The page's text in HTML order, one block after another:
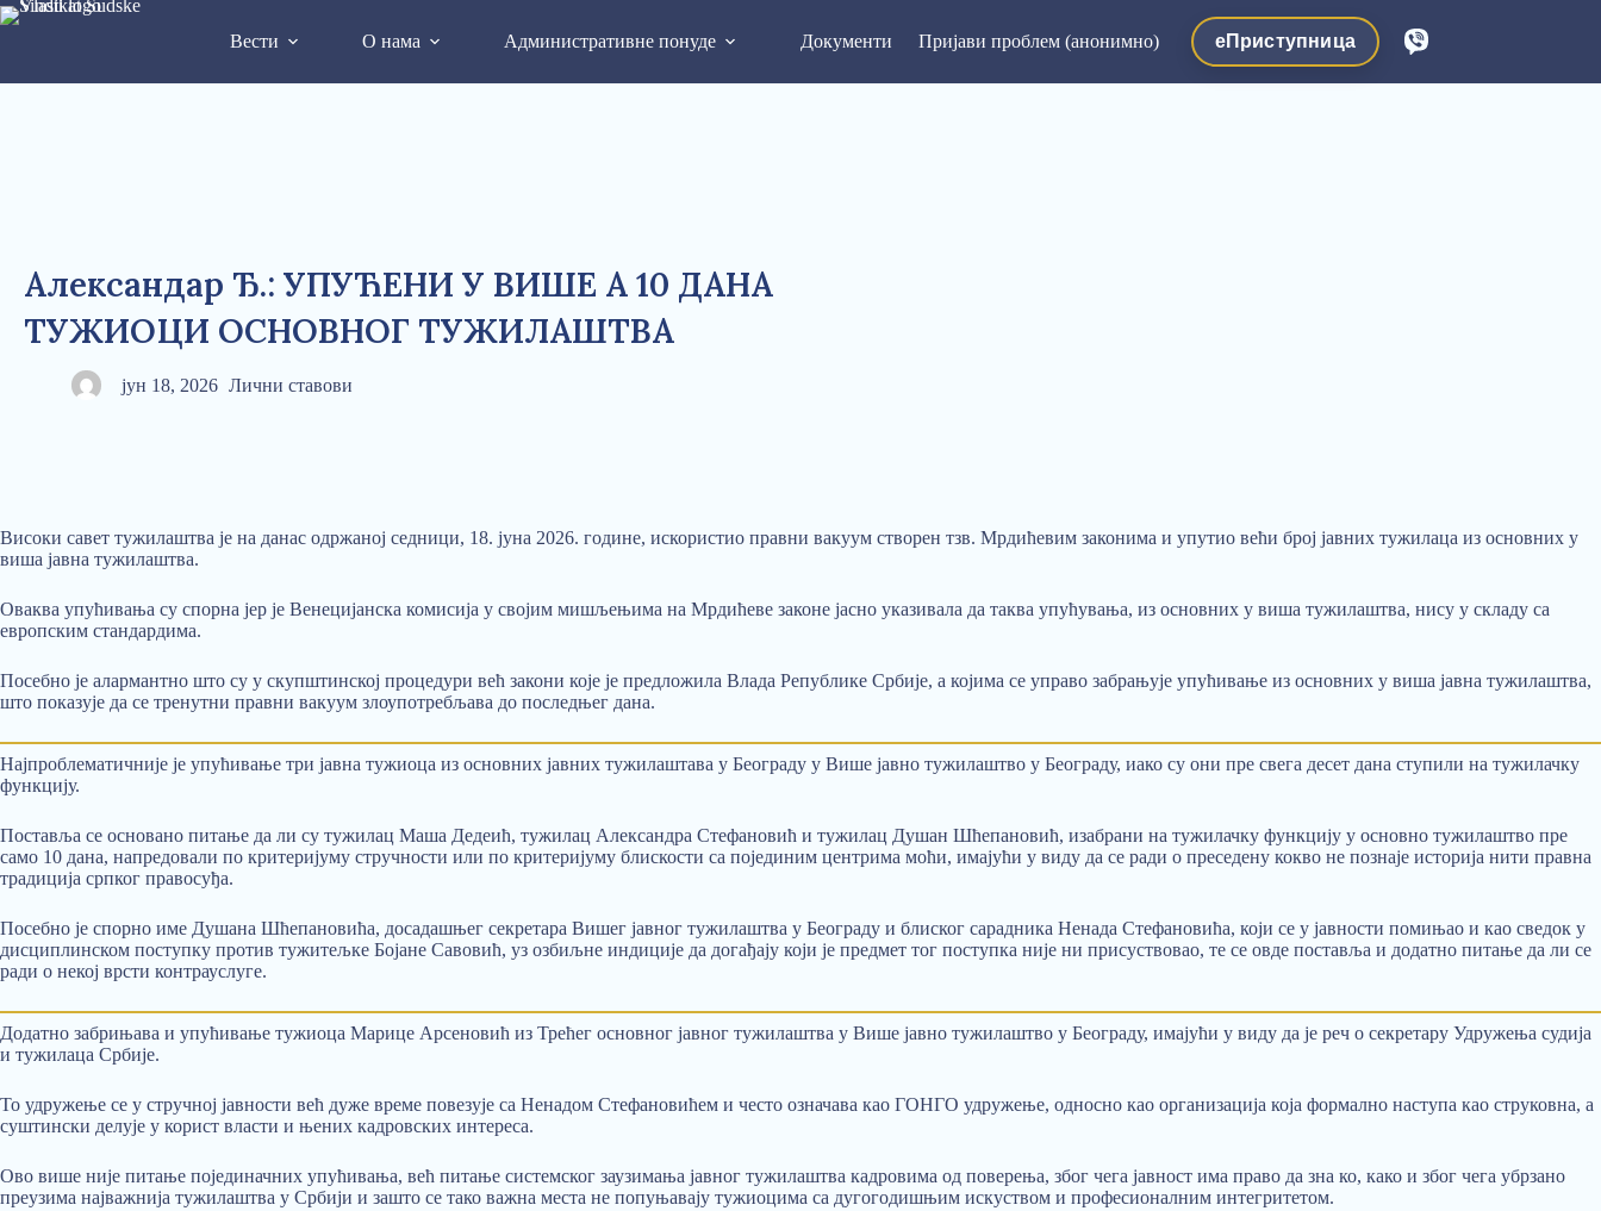
Вести О нама Административне понуде Документи Пријави проблем (анонимно) еПриступница
Александар Ђ.: УПУЋЕНИ У ВИШЕ А 10 ДАНА
ТУЖИОЦИ ОСНОВНОГ ТУЖИЛАШТВА
јун 18, 2026 Лични ставови
Високи савет тужилаштва је на данас одржаној седници, 18. јуна 2026. године, искористио правни вакуум створен тзв. Мрдићевим законима и упутио већи број јавних тужилаца из основних у
виша јавна тужилаштва.
Оваква упућивања су спорна јер је Венецијанска комисија у својим мишљењима на Мрдићеве законе јасно указивала да таква упућувања, из основних у виша тужилаштва, нису у складу са
европским стандардима.
Посебно је алармантно што су у скупштинској процедури већ закони које је предложила Влада Републике Србије, а којима се управо забрањује упућивање из основних у виша јавна тужилаштва,
што показује да се тренутни правни вакуум злоупотребљава до последњег дана.
Најпроблематичније је упућивање три јавна тужиоца из основних јавних тужилаштава у Београду у Више јавно тужилаштво у Београду, иако су они пре свега десет дана ступили на тужилачку
функцију.
Поставља се основано питање да ли су тужилац Маша Дедеић, тужилац Александра Стефановић и тужилац Душан Шћепановић, изабрани на тужилачку функцију у основно тужилаштво пре
само 10 дана, напредовали по критеријуму стручности или по критеријуму блискости са појединим центрима моћи, имајући у виду да се ради о преседену кокво не познаје историја нити правна
традиција српког правосуђа.
Посебно је спорно име Душана Шћепановића, досадашњег секретара Вишег јавног тужилаштва у Београду и блиског сарадника Ненада Стефановића, који се у јавности помињао и као сведок у
дисциплинском поступку против тужитељке Бојане Савовић, уз озбиљне индиције да догађају који је предмет тог поступка није ни присуствовао, те се овде поставља и додатно питање да ли се
ради о некој врсти контрауслуге.
Додатно забрињава и упућивање тужиоца Марице Арсеновић из Трећег основног јавног тужилаштва у Више јавно тужилаштво у Београду, имајући у виду да је реч о секретару Удружења судија
и тужилаца Србије.
То удружење се у стручној јавности већ дуже време повезује са Ненадом Стефановићем и често означава као ГОНГО удружење, односно као организација која формално наступа као струковна, а
суштински делује у корист власти и њених кадровских интереса.
Ово више није питање појединачних упућивања, већ питање системског заузимања јавног тужилаштва кадровима од поверења, због чега јавност има право да зна ко, како и због чега убрзано
преузима најважнија тужилаштва у Србији и зашто се тако важна места не попуњавају тужиоцима са дугогодишњим искуством и професионалним интегритетом.